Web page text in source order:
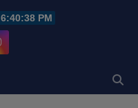
6:40:38 PM